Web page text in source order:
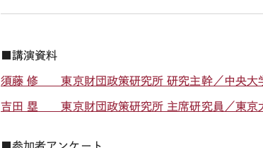
■講演資料
須藤 修 東京財団政策研究所 研究主幹／中央大
吉田 塁 東京財団政策研究所 主席研究員／東京